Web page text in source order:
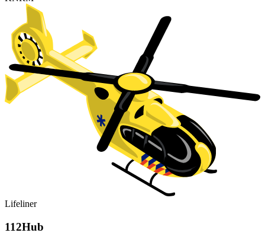
Lifeliner
112Hub